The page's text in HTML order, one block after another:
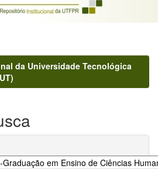
da Universidade Tecnológica